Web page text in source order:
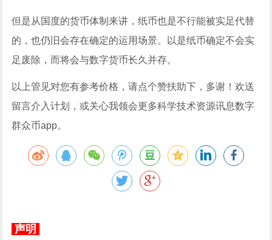
但是从国度的货币体制来讲，纸币也是不行能被实足代替
的，也仍旧会存在确定的运用场景。以是纸币确定不会实
足废除，而将会与数字货币长久并存。
以上管见对您有参考价格，请点个赞扶助下，多谢！欢送
留言介入计划，或关心我领会更多科学技术资源讯息数字
群众币app。
声明